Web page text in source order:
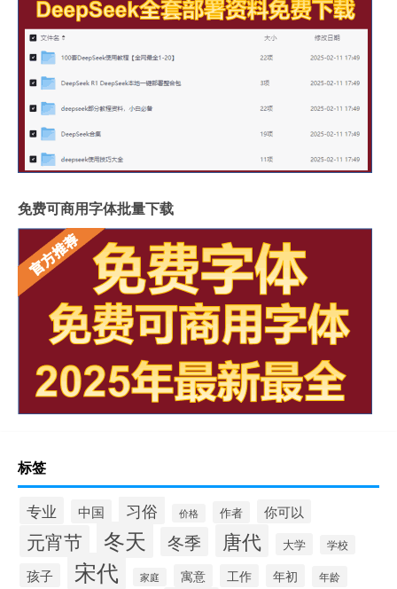
免费可商用字体批量下载
标签
专业 中国 习俗 价格 作者 你可以
元宵节 冬天 冬季 唐代 大学 学校
孩子 宋代 家庭 寓意 工作 年初 年龄